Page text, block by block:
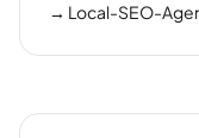
→ Local-SEO-